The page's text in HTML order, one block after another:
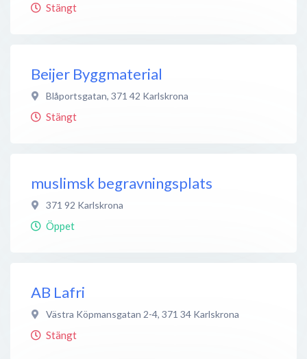
Stängt
Beijer Byggmaterial
Blåportsgatan, 371 42 Karlskrona
Stängt
muslimsk begravningsplats
371 92 Karlskrona
Öppet
AB Lafri
Västra Köpmansgatan 2-4, 371 34 Karlskrona
Stängt